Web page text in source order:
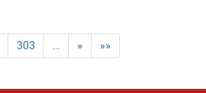
303 … » »»